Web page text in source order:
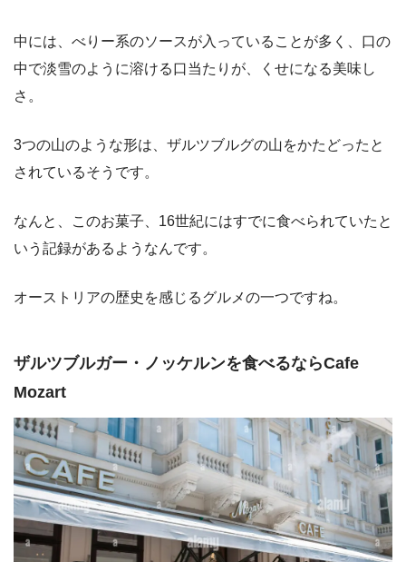
中には、べりー系のソースが入っていることが多く、口の
中で淡雪のように溶ける口当たりが、くせになる美味し
さ。
3つの山のような形は、ザルツブルグの山をかたどったと
されているそうです。
なんと、このお菓子、16世紀にはすでに食べられていたと
いう記録があるようなんです。
オーストリアの歴史を感じるグルメの一つですね。
ザルツブルガー・ノッケルンを食べるならCafe
Mozart